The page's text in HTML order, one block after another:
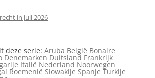
in juli 2026
deze serie: Aruba België Bonaire
Denemarken Duitsland Frankrijk
Italië Nederland Noorwegen
Roemenië Slowakije Spanje Turkije